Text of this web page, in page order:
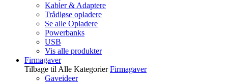
Kabler & Adaptere
Trådløse opladere
Se alle Opladere
Powerbanks
USB
Vis alle produkter
Firmagaver
Tilbage til Alle Kategorier Firmagaver
Gaveideer